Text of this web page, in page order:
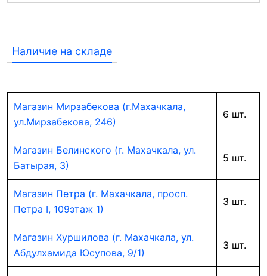
Наличие на складе
Магазин Мирзабекова (г.Махачкала,
ул.Мирзабекова, 246)
6 шт.
Магазин Белинского (г. Махачкала, ул.
Батырая, 3)
5 шт.
Магазин Петра (г. Махачкала, просп.
Петра I, 109этаж 1)
3 шт.
Магазин Хуршилова (г. Махачкала, ул.
Абдулхамида Юсупова, 9/1)
3 шт.